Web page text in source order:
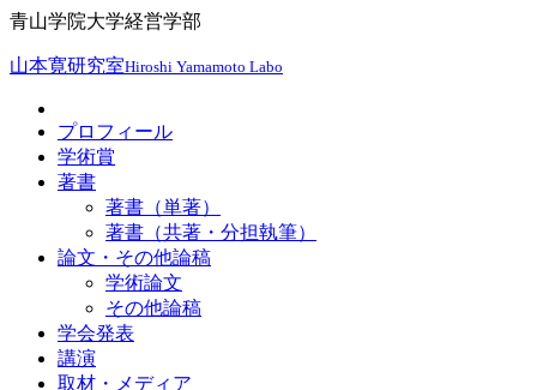
青山学院大学経営学部
山本寛研究室Hiroshi Yamamoto Labo
プロフィール
学術賞
著書
著書（単著）
著書（共著・分担執筆）
論文・その他論稿
学術論文
その他論稿
学会発表
講演
取材・メディア